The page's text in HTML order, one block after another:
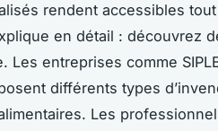
rendent accessibles
en détail : découvrez
entreprises comme
différents types
Les